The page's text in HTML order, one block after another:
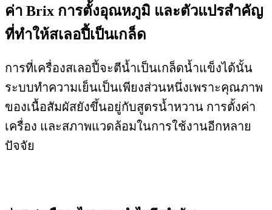
ค่า Brix การตั้งอุณหภูมิ และตัวแปรสำคัญ
ที่ทำให้สเลอปี้เป็นเกล็ด
การที่เครื่องสเลอปี้จะตีน้ำเป็นเกล็ดน้ำแข็งได้นั้น
ระบบทำความเย็นเป็นเพียงส่วนหนึ่งเพราะคุณภาพ
ของเนื้อสัมผัสยังขึ้นอยู่กับสูตรน้ำหวาน การตั้งค่า
เครื่อง และสภาพแวดล้อมในการใช้งานอีกหลาย
ปัจจัย